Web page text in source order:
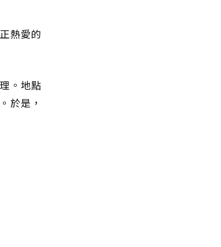
熱愛的
。地點
於是，